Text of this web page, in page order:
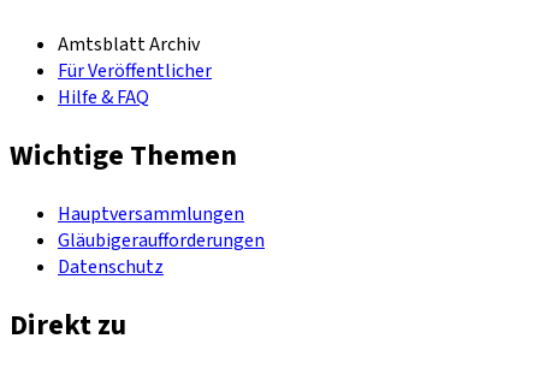
Amtsblatt Archiv
Für Veröffentlicher
Hilfe & FAQ
Wichtige Themen
Hauptversammlungen
Gläubigeraufforderungen
Datenschutz
Direkt zu